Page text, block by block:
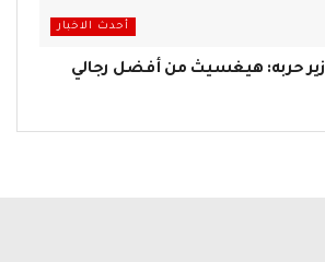
أحدث الاخبار
حربه: هيغسيث من أفضل رجالي